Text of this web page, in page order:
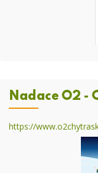
Nadace O2 -
https://